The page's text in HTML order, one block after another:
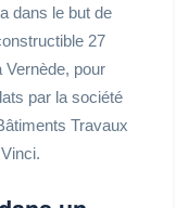
dans le but de
27
Vernède, pour
par la société
Travaux